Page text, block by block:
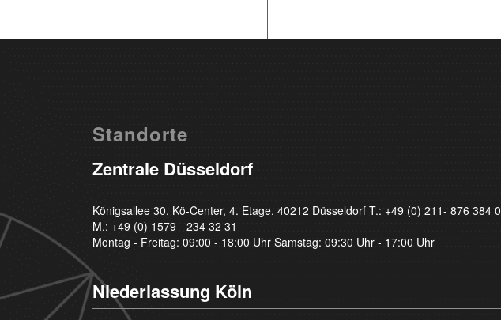
Standorte
Zentrale Düsseldorf
Königsallee 30, Kö-Center, 4. Etage, 40212 Düsseldorf T.: +49 (0) 211- 876 384 0
M.: +49 (0) 1579 - 234 32 31
Montag - Freitag: 09:00 - 18:00 Uhr Samstag: 09:30 Uhr - 17:00 Uhr
Niederlassung Köln